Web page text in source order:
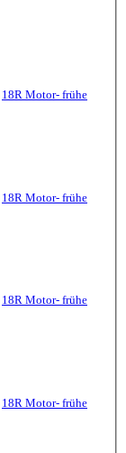
18R Motor- frühe
18R Motor- frühe
18R Motor- frühe
18R Motor- frühe